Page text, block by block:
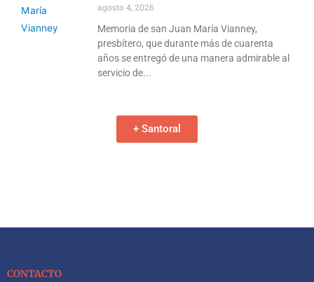
agosto 4, 2026
Memoria de san Juan María Vianney,
presbítero, que durante más de cuarenta
años se entregó de una manera admirable al
servicio de
+ Santoral
CONTACTO